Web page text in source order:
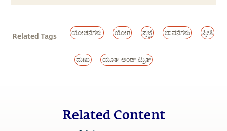
Related Tags ಯೋಚನೆಗಳು ಯೋಗ ಪ್ರಜ್ಞೆ ಭಾವನೆಗಳು ಪ್ರೀತಿ
ದುಃಖ ಯೂತ್ ಅಂಡ್ ಟ್ರುತ್
Related Content